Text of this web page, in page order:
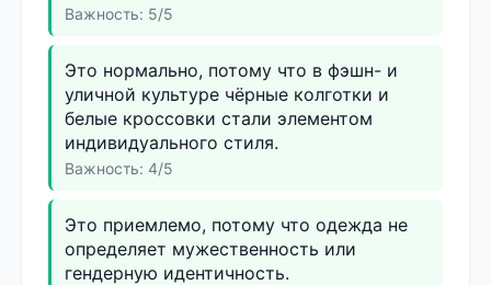
Важность: 5/5
Это нормально, потому что в фэшн- и
уличной культуре чёрные колготки и
белые кроссовки стали элементом
индивидуального стиля.
Важность: 4/5
Это приемлемо, потому что одежда не
определяет мужественность или
гендерную идентичность.